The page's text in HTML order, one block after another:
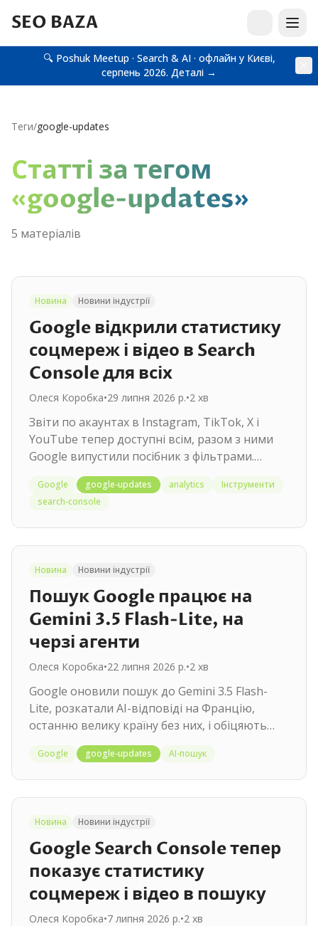
SEO BAZA
🔍 Poshuk Meetup · Search & AI · офлайн у Києві,
серпень 2026. Деталі →
Теги/google-updates
Статті за тегом
«google-updates»
5 матеріалів
Новина Новини індустрії
Google відкрили статистику
соцмереж і відео в Search
Console для всіх
Олеся Коробка•29 липня 2026 р.•2 хв
Звіти по акаунтах в Instagram, TikTok, X і
YouTube тепер доступні всім, разом з ними
Google випустили посібник з фільтрами.
Дивіться, як ними користуватися.
Google google-updates analytics
Інструменти
search-console
Новина Новини індустрії
Пошук Google працює на
Gemini 3.5 Flash-Lite, на
черзі агенти
Олеся Коробка•22 липня 2026 р.•2 хв
Google оновили пошук до Gemini 3.5 Flash-
Lite, розкатали AI-відповіді на Францію,
останню велику країну без них, і обіцяють
пошукових агентів улітку.
Google google-updates AI-пошук
Новина Новини індустрії
Google Search Console тепер
показує статистику
соцмереж і відео в пошуку
Олеся Коробка•7 липня 2026 р.•2 хв